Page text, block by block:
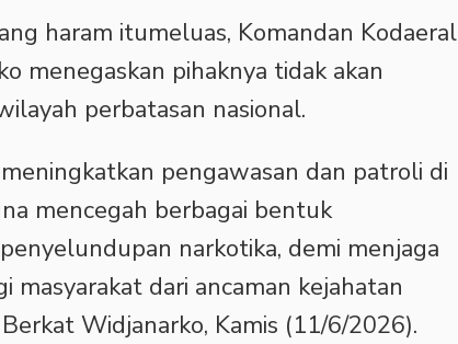
haram itumeluas, Komandan Kodaeral
menegaskan pihaknya tidak akan
perbatasan nasional.
pengawasan dan patroli di
mencegah berbagai bentuk
narkotika, demi menjaga
dari ancaman kejahatan
Widjanarko, Kamis (11/6/2026).